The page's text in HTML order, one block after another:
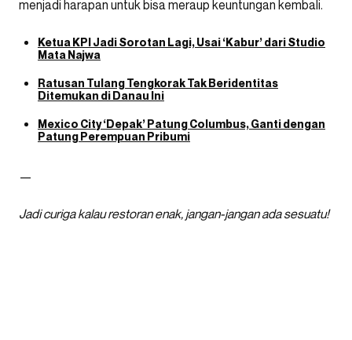
menjadi harapan untuk bisa meraup keuntungan kembali.
Ketua KPI Jadi Sorotan Lagi, Usai ‘Kabur’ dari Studio
Mata Najwa
Ratusan Tulang Tengkorak Tak Beridentitas
Ditemukan di Danau Ini
Mexico City ‘Depak’ Patung Columbus, Ganti dengan
Patung Perempuan Pribumi
—
Jadi curiga kalau restoran enak, jangan-jangan ada sesuatu!